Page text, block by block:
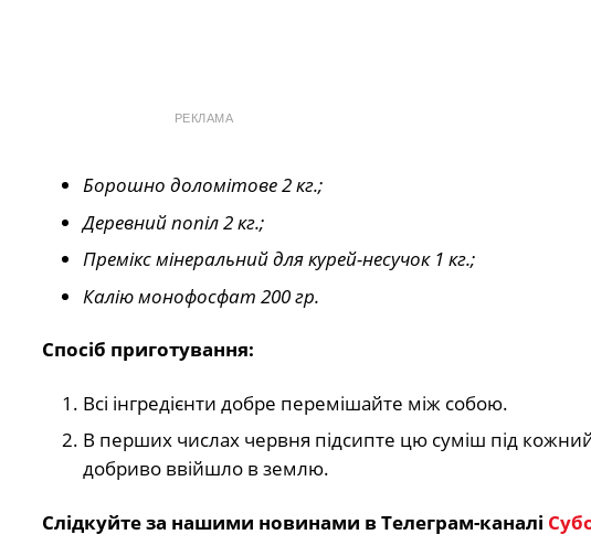
РЕКЛАМА
Борошно доломітове 2 кг.;
Деревний попіл 2 кг.;
Премікс мінеральний для курей-несучок 1 кг.;
Калію монофосфат 200 гр.
Спосіб приготування:
Всі інгредієнти добре перемішайте між собою.
В перших числах червня підсипте цю суміш під
добриво ввійшло в землю.
Слідкуйте за нашими новинами в Телеграм-каналі